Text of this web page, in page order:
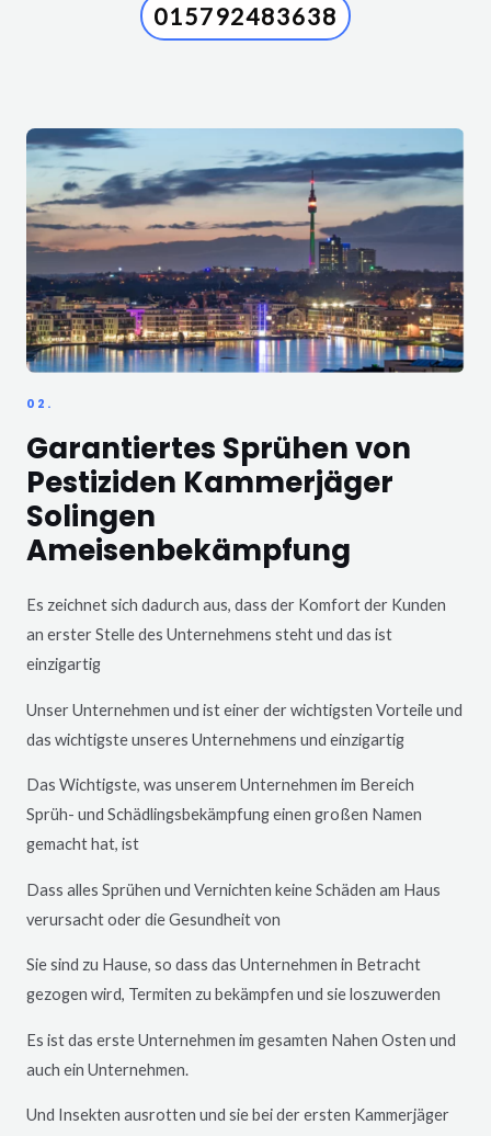
015792483638
02.
Garantiertes Sprühen von
Pestiziden Kammerjäger
Solingen
Ameisenbekämpfung
Es zeichnet sich dadurch aus, dass der Komfort der Kunden
an erster Stelle des Unternehmens steht und das ist
einzigartig
Unser Unternehmen und ist einer der wichtigsten Vorteile und
das wichtigste unseres Unternehmens und einzigartig
Das Wichtigste, was unserem Unternehmen im Bereich
Sprüh- und Schädlingsbekämpfung einen großen Namen
gemacht hat, ist
Dass alles Sprühen und Vernichten keine Schäden am Haus
verursacht oder die Gesundheit von
Sie sind zu Hause, so dass das Unternehmen in Betracht
gezogen wird, Termiten zu bekämpfen und sie loszuwerden
Es ist das erste Unternehmen im gesamten Nahen Osten und
auch ein Unternehmen.
Und Insekten ausrotten und sie bei der ersten Kammerjäger